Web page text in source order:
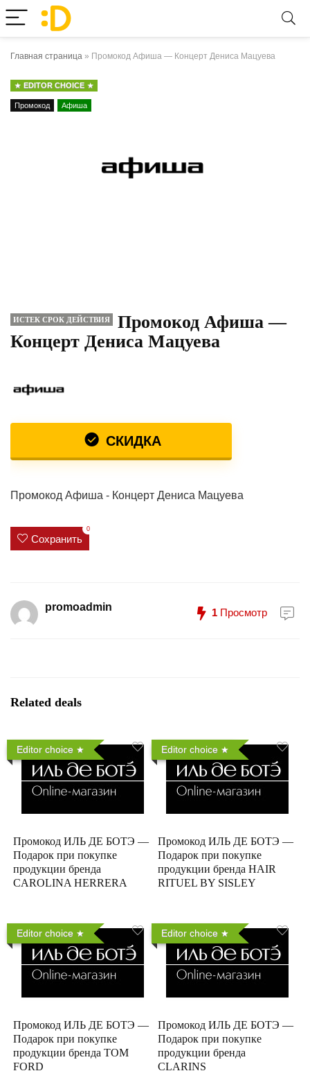
Главная страница » Промокод Афиша — Концерт Дениса Мацуева
EDITOR CHOICE
Промокод Афиша
ИСТЕК СРОК ДЕЙСТВИЯ
Промокод Афиша —
Концерт Дениса Мацуева
СКИДКА
Промокод Афиша - Концерт Дениса Мацуева
Сохранить
0
promoadmin 1 Просмотр
Related deals
Editor choice
Промокод ИЛЬ ДЕ БОТЭ —
Подарок при покупке
продукции бренда
CAROLINA HERRERA
Editor choice
Промокод ИЛЬ ДЕ БОТЭ —
Подарок при покупке
продукции бренда HAIR
RITUEL BY SISLEY
Editor choice
Промокод ИЛЬ ДЕ БОТЭ —
Подарок при покупке
продукции бренда TOM
FORD
Editor choice
Промокод ИЛЬ ДЕ БОТЭ —
Подарок при покупке
продукции бренда
CLARINS